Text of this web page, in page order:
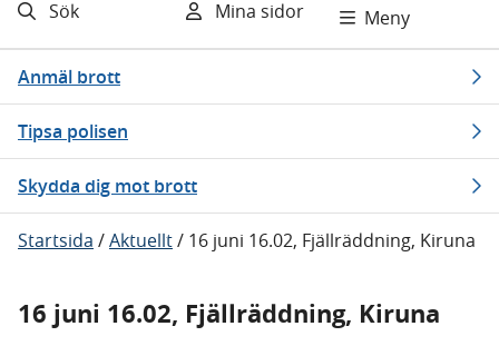
Sök Mina sidor Meny
Anmäl brott
Tipsa polisen
Skydda dig mot brott
Startsida /Aktuellt/ 16 juni 16.02, Fjällräddning, Kiruna
16 juni 16.02, Fjällräddning, Kiruna